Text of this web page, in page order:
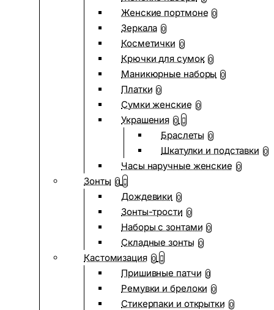
Женские портмоне 0
Зеркала 0
Косметички 0
Крючки для сумок 0
Маникюрные наборы 0
Платки 0
Сумки женские 0
Украшения 0
Браслеты 0
Шкатулки и подставки 0
Часы наручные женские 0
Зонты 0
Дождевики 0
Зонты-трости 0
Наборы с зонтами 0
Складные зонты 0
Кастомизация 0
Пришивные патчи 0
Ремувки и брелоки 0
Стикерпаки и открытки 0